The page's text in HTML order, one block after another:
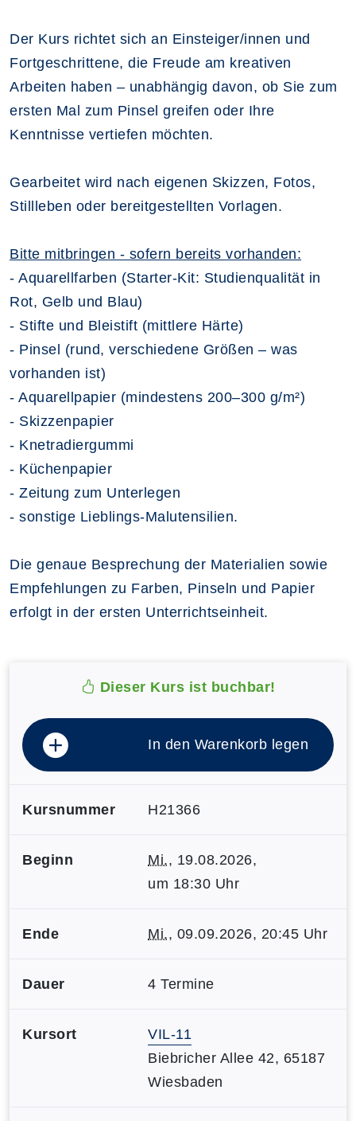
Der Kurs richtet sich an Einsteiger/innen und
Fortgeschrittene, die Freude am kreativen
Arbeiten haben – unabhängig davon, ob Sie zum
ersten Mal zum Pinsel greifen oder Ihre
Kenntnisse vertiefen möchten.
Gearbeitet wird nach eigenen Skizzen, Fotos,
Stillleben oder bereitgestellten Vorlagen.
Bitte mitbringen - sofern bereits vorhanden:
- Aquarellfarben (Starter-Kit: Studienqualität in
Rot, Gelb und Blau)
- Stifte und Bleistift (mittlere Härte)
- Pinsel (rund, verschiedene Größen – was
vorhanden ist)
- Aquarellpapier (mindestens 200–300 g/m²)
- Skizzenpapier
- Knetradiergummi
- Küchenpapier
- Zeitung zum Unterlegen
- sonstige Lieblings-Malutensilien.
Die genaue Besprechung der Materialien sowie
Empfehlungen zu Farben, Pinseln und Papier
erfolgt in der ersten Unterrichtseinheit.
Dieser Kurs ist buchbar!
In den Warenkorb legen
Kursnummer H21366
Beginn Mi., 19.08.2026,
um 18:30 Uhr
Ende Mi., 09.09.2026, 20:45 Uhr
Dauer 4 Termine
Kursort
VIL-11
Biebricher Allee 42, 65187
Wiesbaden